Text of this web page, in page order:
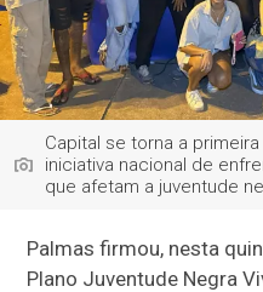
Capital se torna a
iniciativa nacional de
que afetam a juventude
Palmas firmou, nesta
Plano Juventude Negra